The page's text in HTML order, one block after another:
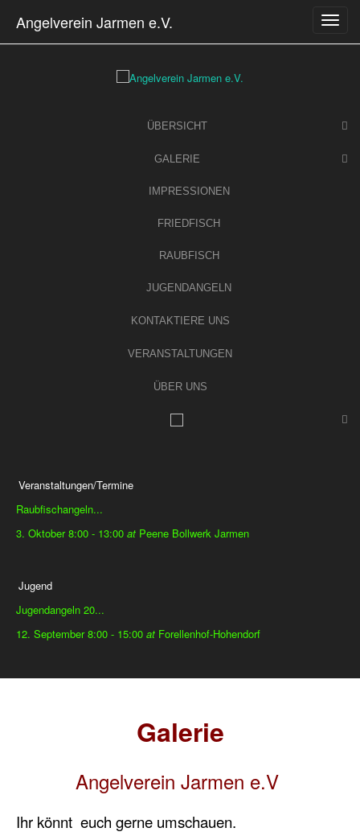
Angelverein Jarmen e.V.
ÜBERSICHT
GALERIE
IMPRESSIONEN
FRIEDFISCH
RAUBFISCH
JUGENDANGELN
KONTAKTIERE UNS
VERANSTALTUNGEN
ÜBER UNS
Veranstaltungen/Termine
Raubfischangeln...
3. Oktober 8:00 - 13:00 at Peene Bollwerk Jarmen
Jugend
Jugendangeln 20...
12. September 8:00 - 15:00 at Forellenhof-Hohendorf
Galerie
Angelverein Jarmen e.V
Ihr könnt euch gerne umschauen.